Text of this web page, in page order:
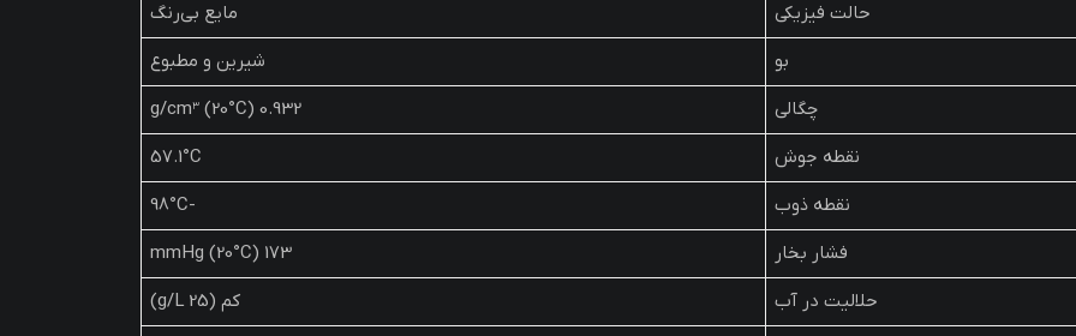
حالت فیزیکی
مایع بی‌رنگ
بو
شیرین و مطبوع
چگالی
0.932 g/cm³ (20°C)
نقطه جوش
57.1°C
نقطه ذوب
-98°C
فشار بخار
173 mmHg (20°C)
حلالیت در آب
کم (25 g/L)